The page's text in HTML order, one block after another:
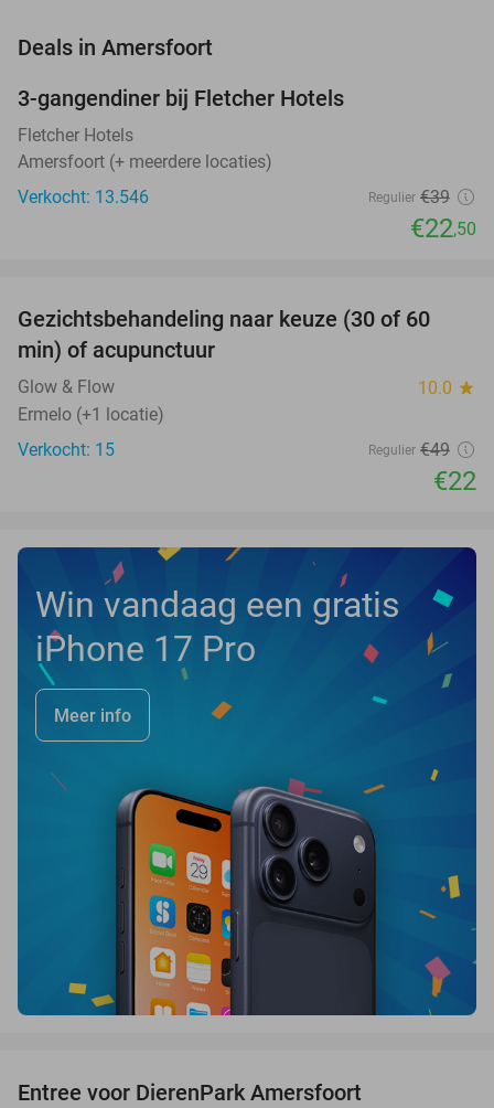
Deals in Amersfoort
3-gangendiner bij Fletcher Hotels
Fletcher Hotels
Amersfoort (+ meerdere locaties)
Verkocht: 13.546
Regulier €39
€22,50
55%
TODAY
Gezichtsbehandeling naar keuze (30 of 60
min) of acupunctuur
Glow & Flow 10.0 star
Ermelo (+1 locatie)
Verkocht: 15
Regulier €49
€22
Win vandaag een gratis
iPhone 17 Pro
Meer info
Entree voor DierenPark Amersfoort